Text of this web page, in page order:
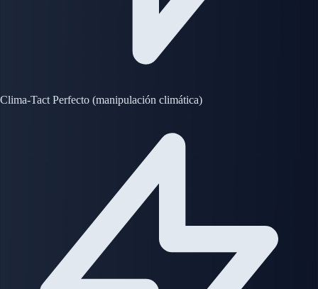
Clima-Tact Perfecto (manipulación climática)